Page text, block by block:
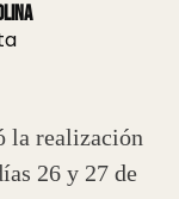
la realización
26 y 27 de